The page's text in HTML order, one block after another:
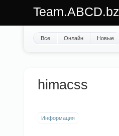
Team.ABCD.bz
Все Онлайн Новые
himacss
Информация